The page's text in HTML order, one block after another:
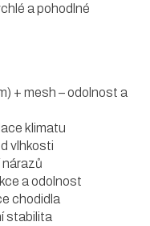
a pohodlné
+ mesh – odolnost a
klimatu
vlhkosti
nárazů
a odolnost
chodidla
stabilita